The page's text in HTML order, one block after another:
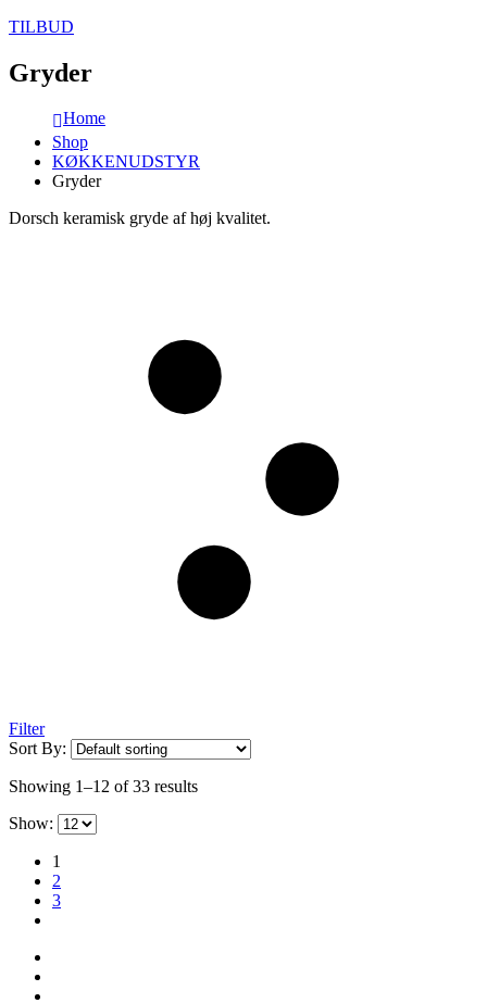
TILBUD
Gryder
Home
Shop
KØKKENUDSTYR
Gryder
Dorsch keramisk gryde af høj kvalitet.
Filter
Sort By:
Showing 1–12 of 33 results
Show:
1
2
3